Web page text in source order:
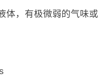
体，有极微弱的气味或